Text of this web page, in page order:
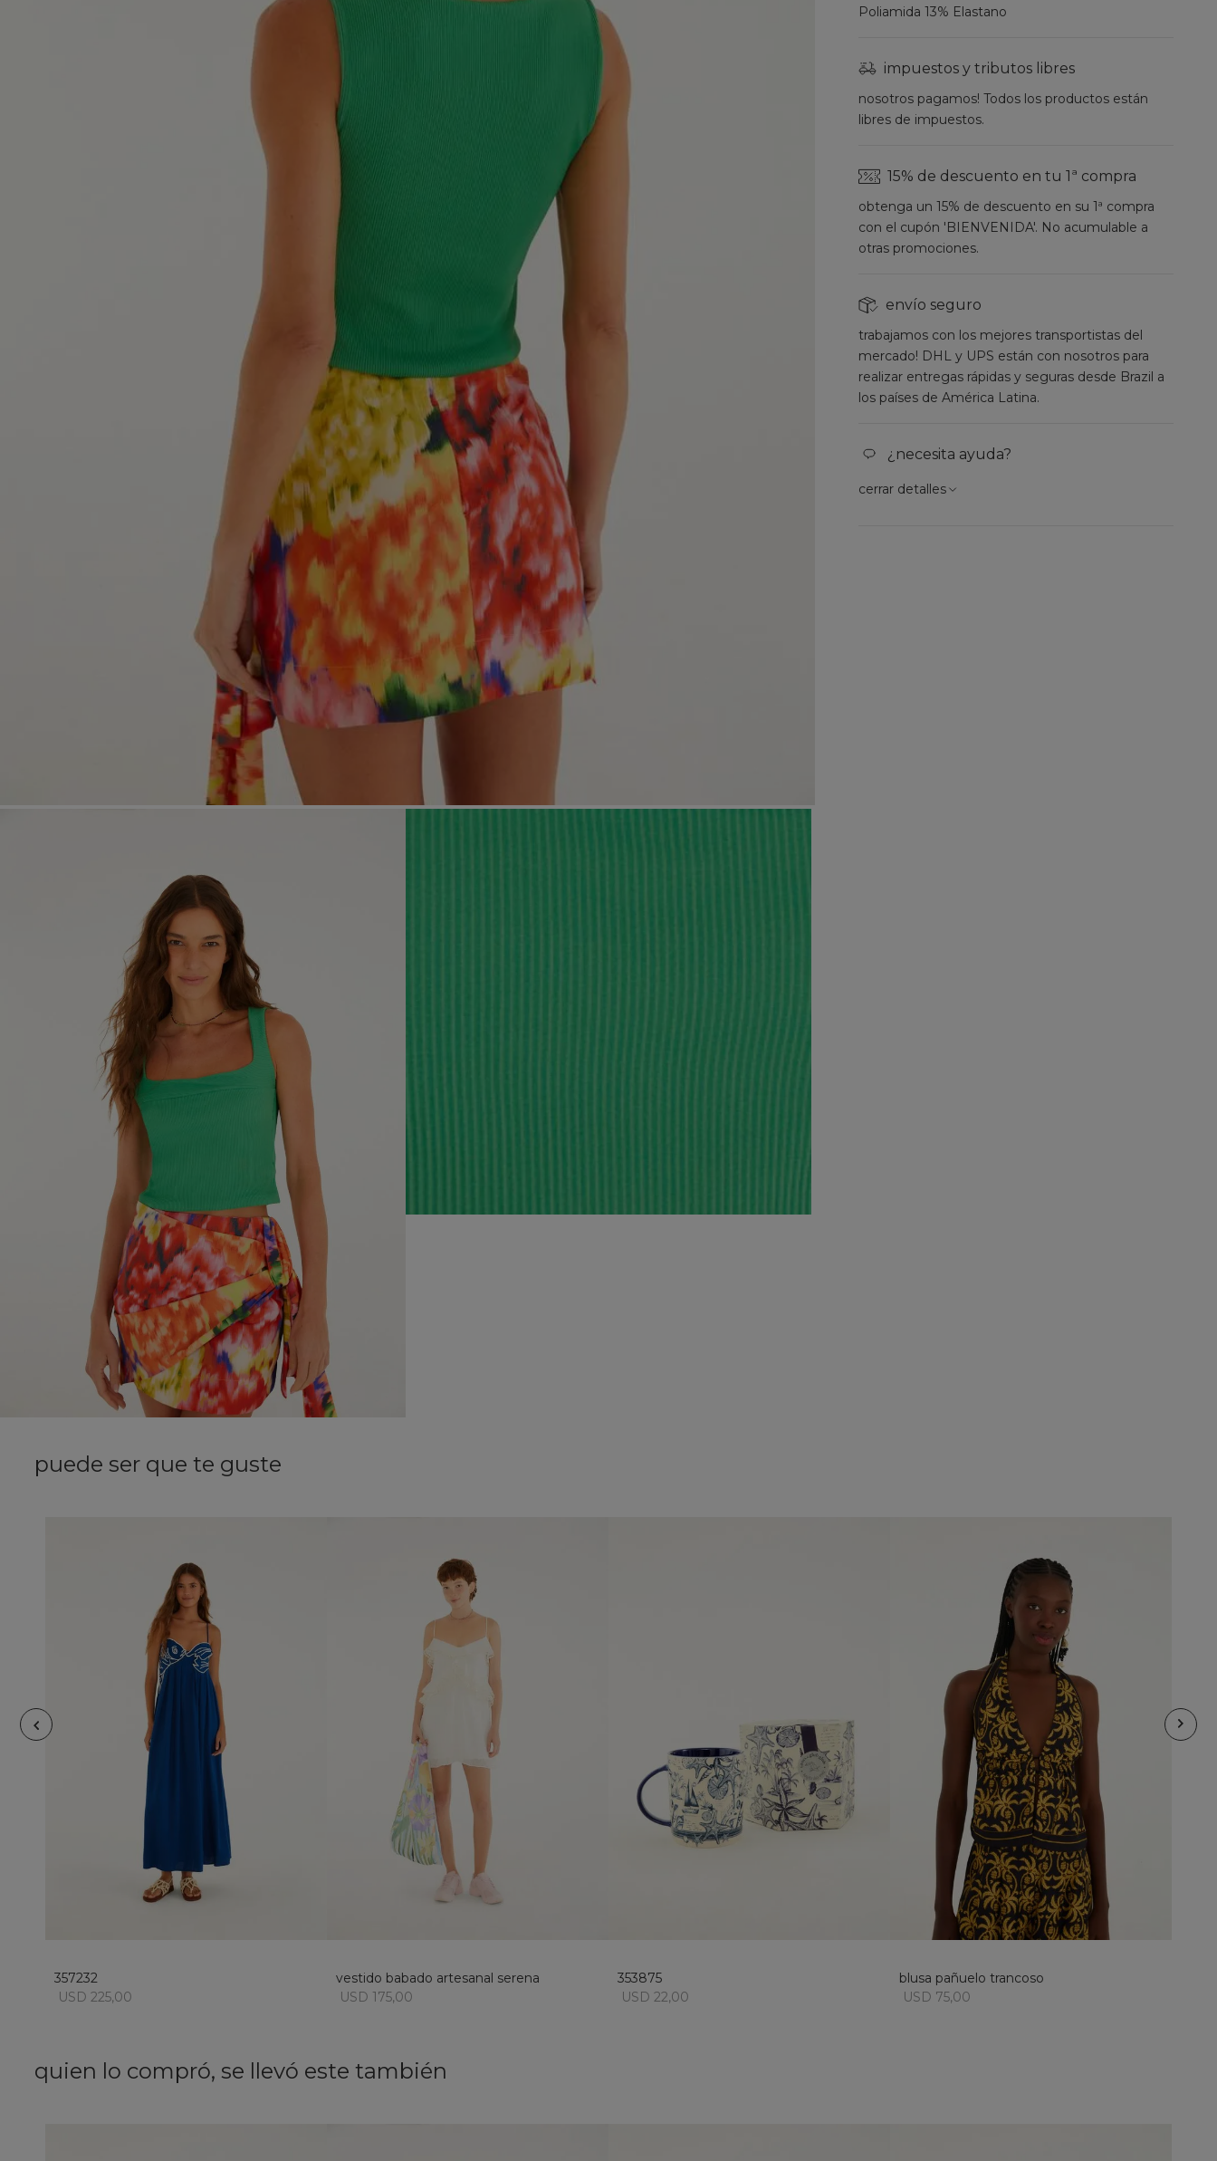
Poliamida 13% Elastano
impuestos y tributos libres
nosotros pagamos! Todos los productos están
libres de impuestos.
15% de descuento en tu 1ª compra
obtenga un 15% de descuento en su 1ª compra
con el cupón 'BIENVENIDA'. No acumulable a
otras promociones.
envío seguro
trabajamos con los mejores transportistas del
mercado! DHL y UPS están con nosotros para
realizar entregas rápidas y seguras desde Brazil a
los países de América Latina.
¿necesita ayuda?
cerrar detalles
puede ser que te guste
añadir al carrito
357232
USD 225,00
añadir al carrito
vestido babado artesanal serena
USD 175,00
353875
USD 22,00
XL
M L
añadir al carrito
blusa pañuelo trancoso
USD 75,00
quien lo compró, se llevó este también